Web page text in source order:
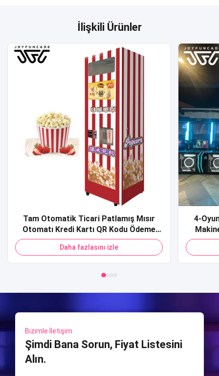
İlişkili Ürünler
Tam Otomatik Ticari Patlamış Mısır
Otomatı Kredi Kartı QR Kodu Ödeme
Alışveriş Merkezi için Patlamış Mısır
Otomatı
Daha fazlasını izle
4-
Spor
Bizimle İletişim
Şimdi Bana Sorun, Fiyat Listesini
Alın.